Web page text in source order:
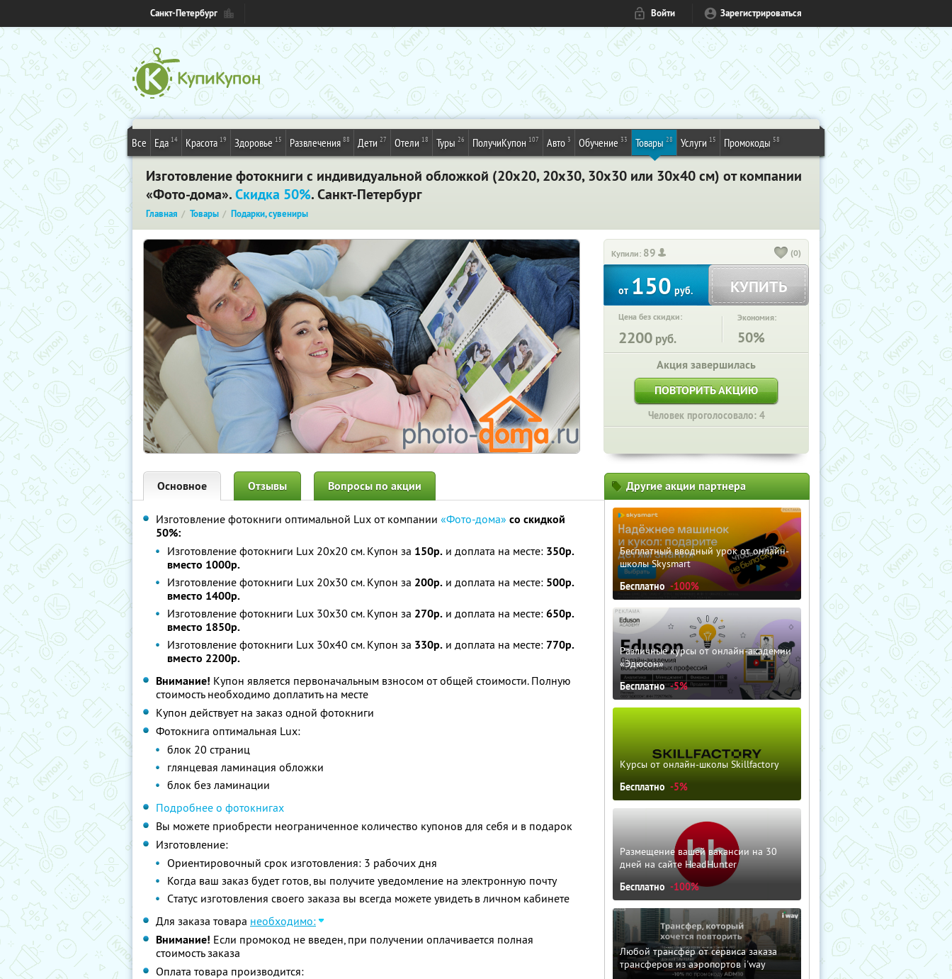
Санкт-Петербург Войти Зарегистрироваться
Все Еда 14 Красота 19 Здоровье 15 Развлечения 88 Дети 27 Отели 18 Туры 26 ПолучиКупон 107 Авто 3 Обучение 33 Товары 28 Услуги 15 Промокоды 58
Изготовление фотокниги с индивидуальной обложкой (20х20, 20х30, 30х30 или 30х40 см) от компании
«Фото-дома».Скидка 50%. Санкт-Петербург
Главная Товары Подарки, сувениры
Купили: 89 (0)
от150руб. КУПИТЬ
Цена без скидки:
2200 руб.
Экономия:
50%
Акция завершилась
ПОВТОРИТЬ АКЦИЮ
Человек проголосовало: 4
Основное Отзывы Вопросы по акции
Изготовление фотокниги оптимальной Lux от компании «Фото-дома» со скидкой
50%:
Изготовление фотокниги Lux 20х20 см. Купон за 150р. и доплата на месте: 350р.
вместо 1000р.
Изготовление фотокниги Lux 20х30 см. Купон за 200р. и доплата на месте: 500р.
вместо 1400р.
Изготовление фотокниги Lux 30х30 см. Купон за 270р. и доплата на месте: 650р.
вместо 1850р.
Изготовление фотокниги Lux 30х40 см. Купон за 330р. и доплата на месте: 770р.
вместо 2200р.
Внимание! Купон является первоначальным взносом от общей стоимости. Полную
стоимость необходимо доплатить на месте
Купон действует на заказ одной фотокниги
Фотокнига оптимальная Lux:
блок 20 страниц
глянцевая ламинация обложки
блок без ламинации
Подробнее о фотокнигах
Вы можете приобрести неограниченное количество купонов для себя и в подарок
Изготовление:
Ориентировочный срок изготовления: 3 рабочих дня
Когда ваш заказ будет готов, вы получите уведомление на электронную почту
Cтатус изготовления своего заказа вы всегда можете увидеть в личном кабинете
Для заказа товара необходимо:
Внимание! Если промокод не введен, при получении оплачивается полная
стоимость заказа
Оплата товара производится:
Другие акции партнера
Бесплатный вводный урок от онлайн-
школы Skysmart
Бесплатно -100%
Различные курсы от онлайн-академии
«Эдюсон»
Бесплатно -5%
Курсы от онлайн-школы Skillfactory
Бесплатно -5%
Размещение вашей вакансии на 30
дней на сайте HeadHunter
Бесплатно -100%
Любой трансфер от сервиса заказа
трансферов из аэропортов i'way